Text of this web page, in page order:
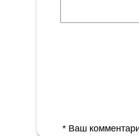
* Ваш